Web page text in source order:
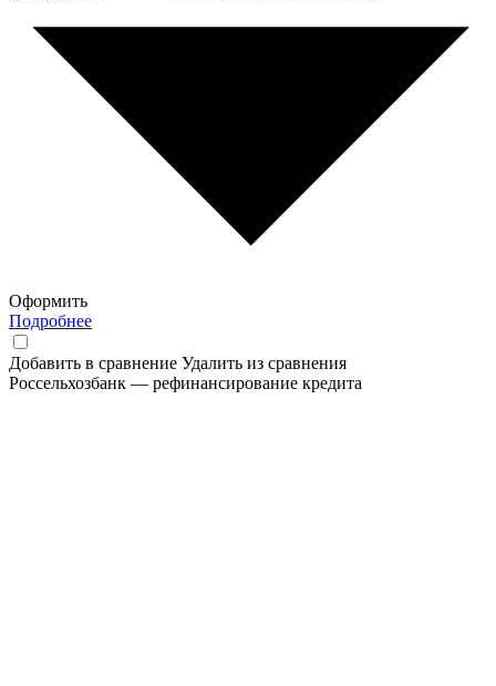
Оформить
Подробнее
Добавить в сравнение Удалить из сравнения
Россельхозбанк — рефинансирование кредита